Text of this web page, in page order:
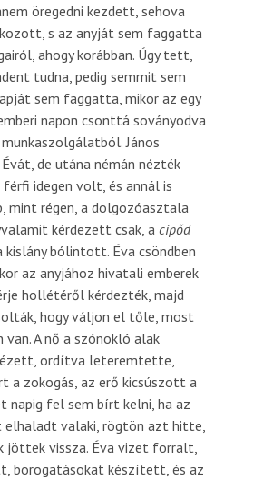
öregedni kezdett, sehova
s az anyját sem faggatta
ahogy korábban. Úgy tett,
tudna, pedig semmit sem
sem faggatta, mikor az egy
napon csonttá soványodva
János
de utána némán nézték
férfi idegen volt, és annál is
mint régen, a dolgozóasztala
kérdezett csak, a cipőd
kislány bólintott. Éva csöndben
az anyjához hivatali emberek
hollétéről kérdezték, majd
hogy váljon el tőle, most
van. A nő a szónokló alak
ordítva leteremtette,
a zokogás, az erő kicsúszott a
napig fel sem bírt kelni, ha az
valaki, rögtön azt hitte,
jöttek vissza. Éva vizet forralt,
borogatásokat készített, és az